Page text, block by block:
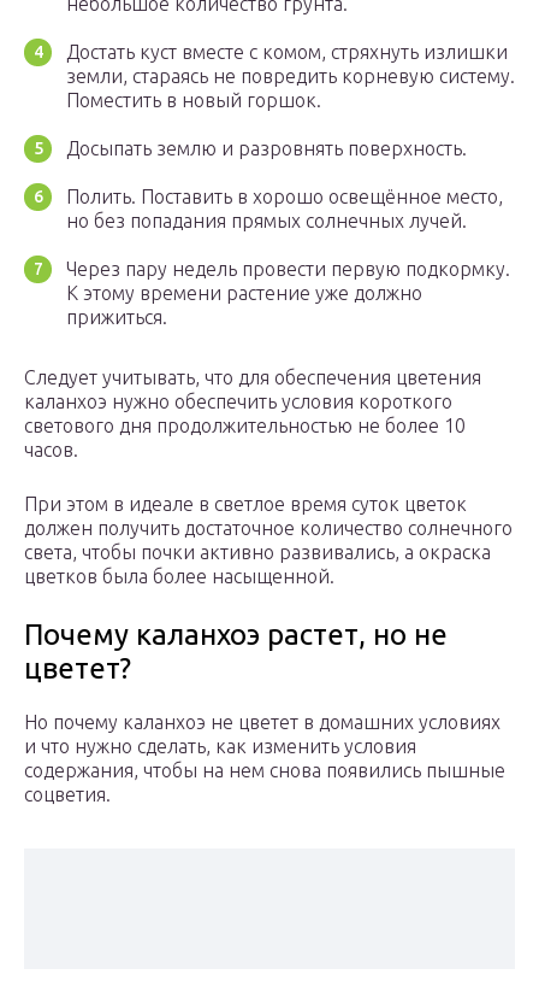
Достать куст вместе с комом, стряхнуть излишки
земли, стараясь не повредить корневую систему.
Поместить в новый горшок.
Досыпать землю и разровнять поверхность.
Полить. Поставить в хорошо освещённое место,
но без попадания прямых солнечных лучей.
Через пару недель провести первую подкормку.
К этому времени растение уже должно
прижиться.
Следует учитывать, что для обеспечения цветения
каланхоэ нужно обеспечить условия короткого
светового дня продолжительностью не более 10
часов.
При этом в идеале в светлое время суток цветок
должен получить достаточное количество солнечного
света, чтобы почки активно развивались, а окраска
цветков была более насыщенной.
Почему каланхоэ растет, но не
цветет?
Но почему каланхоэ не цветет в домашних условиях
и что нужно сделать, как изменить условия
содержания, чтобы на нем снова появились пышные
соцветия.